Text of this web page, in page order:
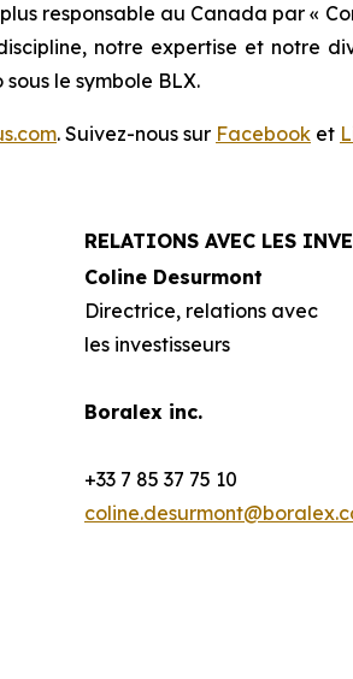
responsable au Canada par «
notre expertise et notre
le symbole BLX.
. Suivez-nous sur Facebook et
RELATIONS AVEC LES
Coline Desurmont
Directrice, relations avec
les investisseurs
Boralex inc.
+33 7 85 37 75 10